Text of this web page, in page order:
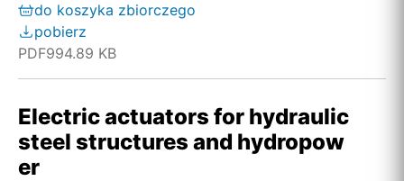
do koszyka zbiorczego
pobierz
PDF994.89 KB
Electric actuators for hydraulic
steel structures and hydropow
er